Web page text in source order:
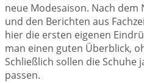
neue Modesaison. Nach
und den Berichten aus
hier die ersten eigenen
man einen guten Überblick,
Schließlich sollen die Schuhe
passen.